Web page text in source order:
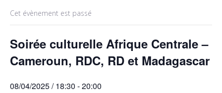
Cet évènement est passé
Soirée culturelle Afrique Centrale –
Cameroun, RDC, RD et Madagascar
08/04/2025 / 18:30 -20:00